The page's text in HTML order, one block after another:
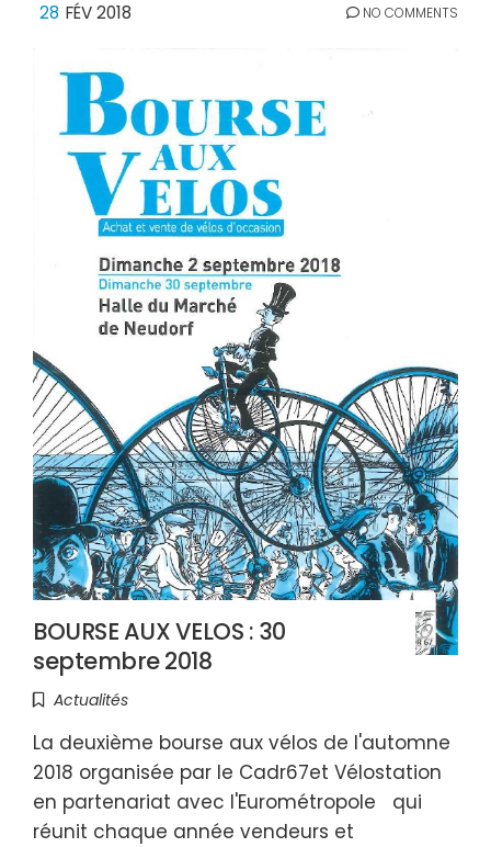
28 FÉV 2018 NO COMMENTS
BOURSE AUX VELOS : 30
septembre 2018
Actualités
La deuxième bourse aux vélos de l'automne
2018 organisée par le Cadr67et Vélostation
en partenariat avec l'Eurométropole qui
réunit chaque année vendeurs et